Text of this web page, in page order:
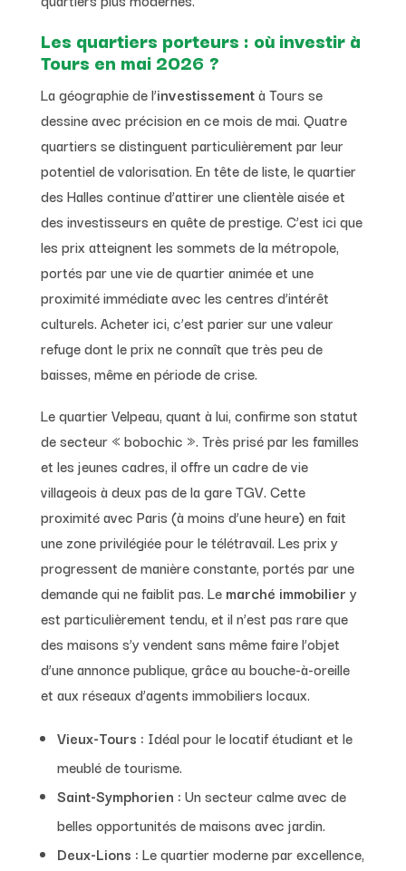
Les quartiers porteurs : où investir à
Tours en mai 2026 ?
La géographie de l’investissementà Tours se
dessine avec précision en ce mois de mai. Quatre
quartiers se distinguent particulièrement par leur
potentiel de valorisation. En tête de liste, le quartier
des Halles continue d’attirer une clientèle aisée et
des investisseurs en quête de prestige. C’est ici que
les prix atteignent les sommets de la métropole,
portés par une vie de quartier animée et une
proximité immédiate avec les centres d’intérêt
culturels. Acheter ici, c’est parier sur une valeur
refuge dont le prix ne connaît que très peu de
baisses, même en période de crise.
Le quartier Velpeau, quant à lui, confirme son statut
de secteur « bobochic ». Très prisé par les familles
et les jeunes cadres, il offre un cadre de vie
villageois à deux pas de la gare TGV. Cette
proximité avec Paris (à moins d’une heure) en fait
une zone privilégiée pour le télétravail. Les prix y
progressent de manière constante, portés par une
demande qui ne faiblit pas. Le marché immobilier y
est particulièrement tendu, et il n’est pas rare que
des maisons s’y vendent sans même faire l’objet
d’une annonce publique, grâce au bouche-à-oreille
et aux réseaux d’agents immobiliers locaux.
Vieux-Tours : Idéal pour le locatif étudiant et le
meublé de tourisme.
Saint-Symphorien : Un secteur calme avec de
belles opportunités de maisons avec jardin.
Deux-Lions : Le quartier moderne par excellence,